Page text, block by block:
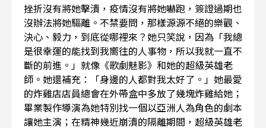
挫折沒有將她擊潰，疫情沒有將她嚇跑，簽證過期也
沒辦法將她驅離。不禁要問，那樣源源不絕的樂觀、
決心、毅力，到底從哪裡來？她只笑說，因為「我總
是很幸運的能找到我嚮往的人事物，所以我就一直不
斷的前進。」就像《歌劇魅影》和她的超級英雄老
師。她還補充：「身邊的人都對我太好了。」她最愛
的炸雞店店員總會在外帶盒中多放了幾塊炸雞給她；
畢業製作導演為她特別找一個以亞洲人為角色的劇本
讓她主演；在精神幾近崩潰的隔離期間，超級英雄老